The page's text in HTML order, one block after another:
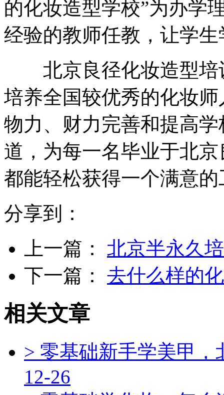
的化妆造型学校”为办学
经验的教师任教，让学
北京良径化妆造型培
培养全国较优秀的化妆
物力、财力完善和提高
道，为每一名毕业于北
都能轻松获得一个满意的
分享到：
上一篇：
北京半永久
下一篇：
去什么样的
相关文章
> 零基础新手学美甲
12-26